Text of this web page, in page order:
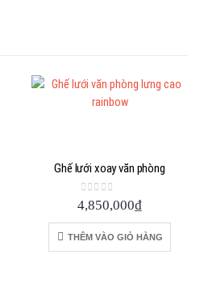
Ghế lưới xoay văn phòng
0 out of 5
4,850,000₫
THÊM VÀO GIỎ HÀNG